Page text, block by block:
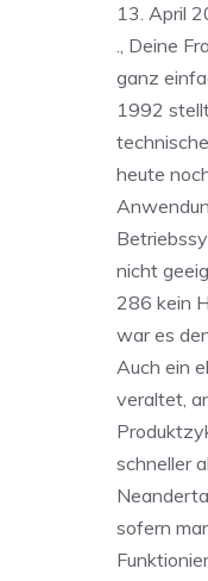
13. April
., Deine
ganz
1992
heute
nicht
286 kein
war es
Auch ein
veraltet,
schneller
sofern